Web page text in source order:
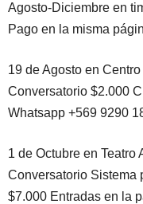
Agosto-Diciembre en
Pago en la misma
19 de Agosto en
Conversatorio $2.000
Whatsapp +569 9290
1 de Octubre en Teatro
Conversatorio Sistema
$7.000 Entradas en la